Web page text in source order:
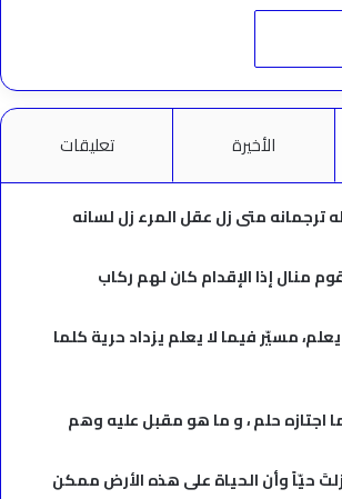
الأخيرة تعليقات
ترجمانه متى زل عقل المرء زل لسانه
منال إذا الإقدام كان لهم ركاب
مسيّر فيما لا يعلم يزداد حرية كلما
اجتازه حلم ، و ما هو مقبل عليه وهم
حيّاً وأن الحياة على هذه الأرض ممكن